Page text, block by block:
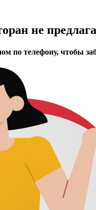
не
по телефону, чтобы